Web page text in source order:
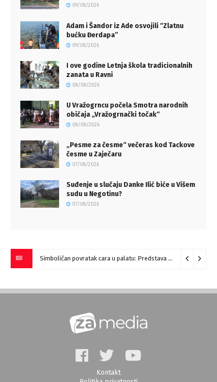
09/08/2026
Adam i Šandor iz Ade osvojili “Zlatnu
bućku Đerdapa”
09/08/2026
I ove godine Letnja škola tradicionalnih
zanata u Ravni
08/08/2026
U Vražogrncu počela Smotra narodnih
običaja „Vražogrnački točak“
08/08/2026
„Pesme za česme“ večeras kod Tackove
česme u Zaječaru
07/08/2026
Suđenje u slučaju Danke Ilić biće u Višem
sudu u Negotinu?
07/08/2026
Simboličan povratak cara u palatu: Predstava “Galerije” na Romulijani
Kontakt